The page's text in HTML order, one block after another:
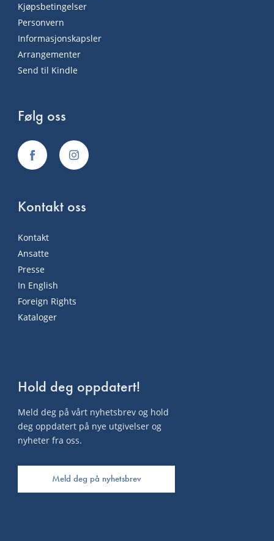
Kjøpsbetingelser
Personvern
Informasjonskapsler
Arrangementer
Send til Kindle
Følg oss
Kontakt oss
Kontakt
Ansatte
Presse
In English
Foreign Rights
Kataloger
Hold deg oppdatert!
Meld deg på vårt nyhetsbrev og hold
deg oppdatert på nye utgivelser og
nyheter fra oss.
Meld deg på nyhetsbrev